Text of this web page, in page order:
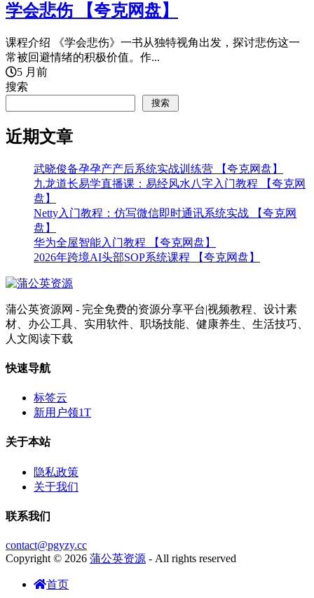
学会悲伤 【夸克网盘】
课程介绍 《学会悲伤》一书从独特视角出发，探讨悲伤这一
常被回避情绪的积极价值。作...
5 月前
搜索
搜索
近期文章
武晓俊备孕孕产产后系统实战训练营 【夸克网盘】
九龙道长易学直播课：易经风水八字入门教程 【夸克网
盘】
Netty入门教程：仿写微信即时通讯系统实战 【夸克网
盘】
华为全屋智能入门教程 【夸克网盘】
2026年跨境AI头部SOP系统课程 【夸克网盘】
蒲公英资源网 - 完全免费的资源分享平台|视频教程、设计素
材、办公工具、实用软件、职场技能、健康养生、生活技巧、
人文阅读下载
快速导航
标签云
新用户领1T
关于本站
隐私政策
关于我们
联系我们
contact@pgyzy.cc
Copyright © 2026 蒲公英资源 - All rights reserved
首页